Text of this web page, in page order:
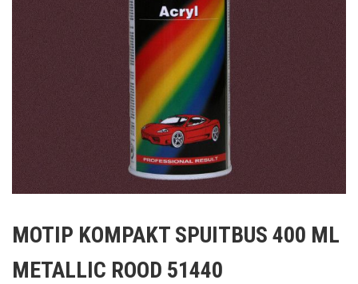
het
van
MOTIP KOMPAKT SPUITBUS 400 ML
METALLIC ROOD 51440